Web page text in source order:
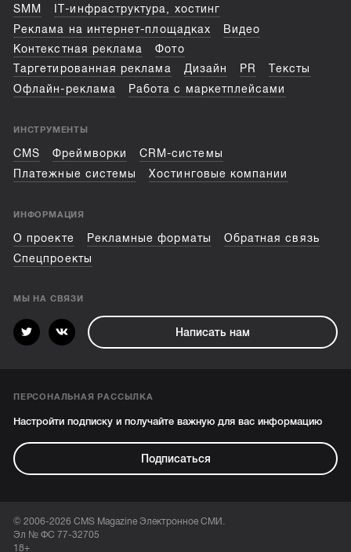
SMM
IT-инфраструктура, хостинг
Реклама на интернет-площадках
Видео
Контекстная реклама
Фото
Таргетированная реклама
Дизайн PR
Тексты
Офлайн-реклама
Работа с маркетплейсами
ИНСТРУМЕНТЫ
CMS Фреймворки
CRM-системы
Платежные системы
Хостинговые компании
ИНФОРМАЦИЯ
О проекте Рекламные форматы
Обратная связь
Спецпроекты
МЫ НА СВЯЗИ
Написать нам
ПЕРСОНАЛЬНАЯ РАССЫЛКА
Настройти подписку и получайте важную для вас информацию
Подписаться
© 2006-2026 CMS Magazine Электронное СМИ.
Эл № ФС 77-32705
18+